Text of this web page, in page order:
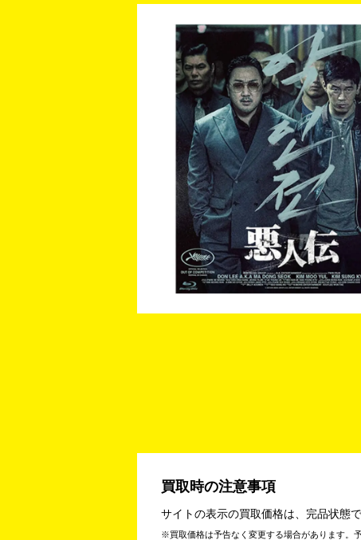
買取時の注意事項
サイトの表示の買取価格は、完品状態
買取価格は予告なく変更する場合があります。